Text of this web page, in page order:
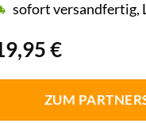
€
sofort versandfertig,
ZUM